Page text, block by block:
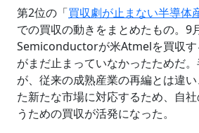
第2位の「買収劇が止まない半導体
での買収の動きをまとめたもの。9
Semiconductorが米Atmelを買収す
がまだ止まっていなかったためだ
が、従来の成熟産業の再編とは違
た新たな市場に対応するため、自
うための買収が活発になった。